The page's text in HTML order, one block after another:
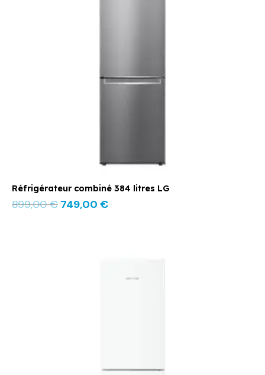
Réfrigérateur combiné 384 litres LG
899,00€ 749,00 €